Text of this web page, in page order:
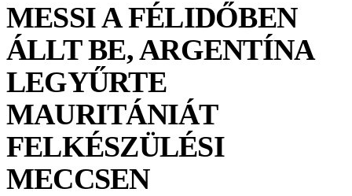
MESSI A FÉLIDŐBEN
ÁLLT BE, ARGENTÍNA
LEGYŰRTE
MAURITÁNIÁT
FELKÉSZÜLÉSI
MECCSEN